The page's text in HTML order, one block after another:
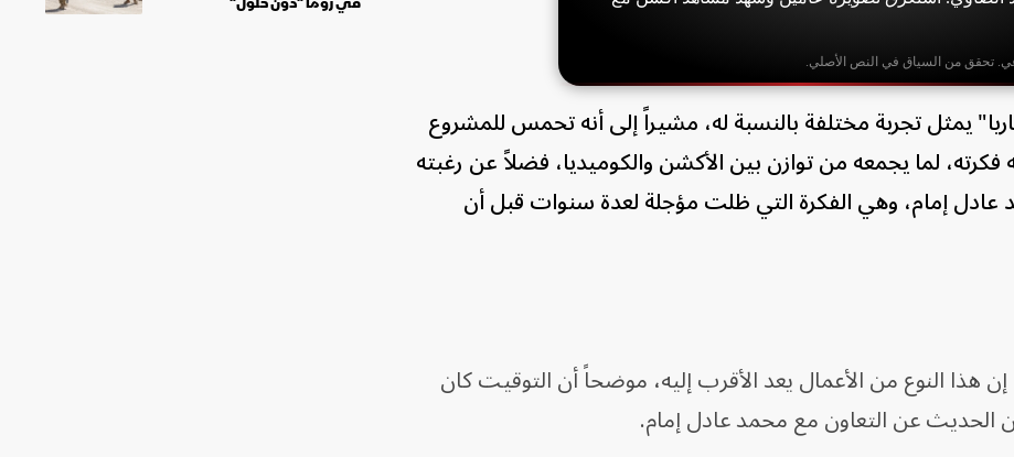
تحقق من السياق في النص الأصلي.
يمثل تجربة مختلفة بالنسبة له، مشيراً إلى أنه تحمس للمشروع
لما يجمعه من توازن بين الأكشن والكوميديا، فضلاً عن رغبته
عادل إمام، وهي الفكرة التي ظلت مؤجلة لعدة سنوات قبل أن
هذا النوع من الأعمال يعد الأقرب إليه، موضحاً أن التوقيت كان
الحديث عن التعاون مع محمد عادل إمام.